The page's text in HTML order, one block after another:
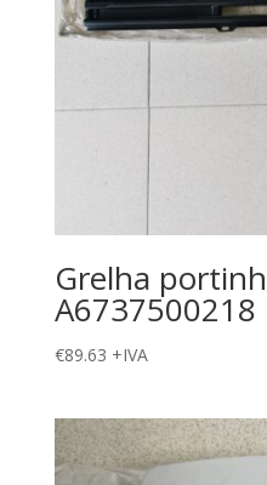
Grelha
A6737500218
€89.63 +IVA